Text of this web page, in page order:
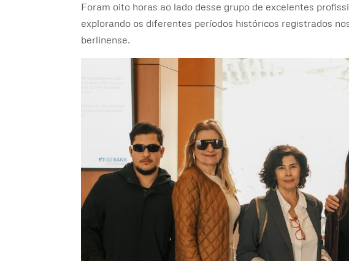
Foram oito horas ao lado desse grupo de excelentes
explorando os diferentes períodos históricos registrados
berlinense.